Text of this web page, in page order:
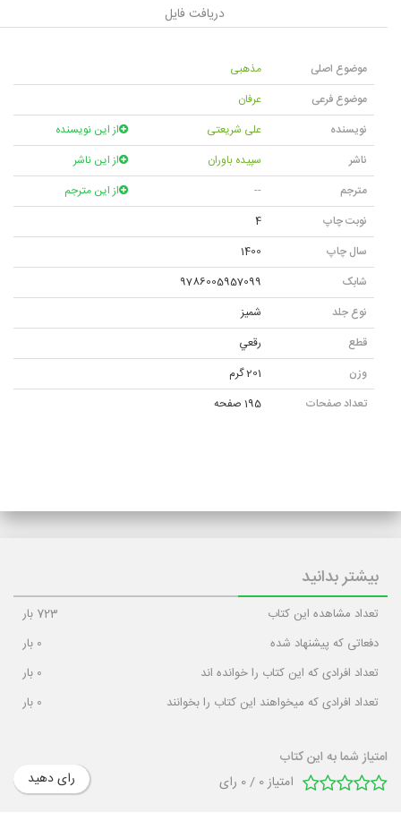
دریافت فایل
موضوع اصلی
مذهبی
موضوع فرعی
عرفان
نویسنده
علی شریعتی
از این نویسنده
ناشر
سپیده باوران
از این ناشر
مترجم
--
از این مترجم
نوبت چاپ
4
سال چاپ
1400
شابک
9786005957099
نوع جلد
شميز
قطع
رقعي
وزن
201 گرم
تعداد صفحات
195 صفحه
بیشتر بدانید
تعداد مشاهده این کتاب 723 بار
دفعاتی که پیشنهاد شده
0 بار
تعداد افرادی که این کتاب را خوانده اند
0 بار
تعداد افرادی که میخواهند این کتاب را بخوانند
0 بار
امتیاز شما به این کتاب
امتیاز0
/
0 رای رای دهید